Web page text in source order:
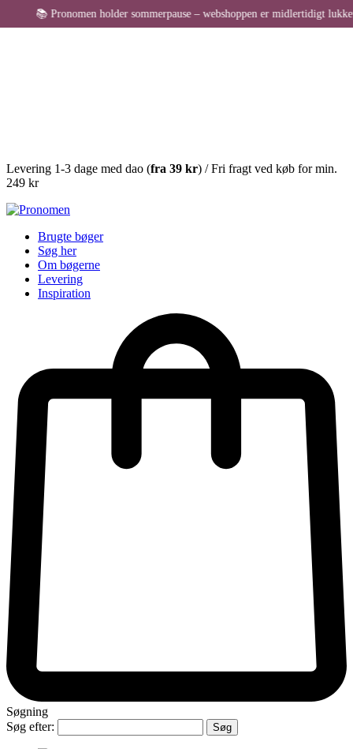
Levering 1-3 dage med dao (fra 39 kr) / Fri fragt ved køb for min.
249 kr
Brugte bøger
Søg her
Om bøgerne
Levering
Inspiration
Søgning
Søg efter:
Pronomen holder sommerpause – webshoppen er midlertidigt lukket for